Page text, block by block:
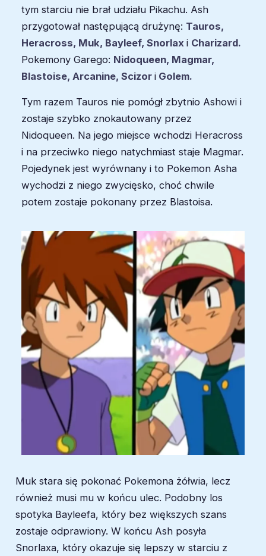
tym starciu nie brał udziału Pikachu. Ash
przygotował następującą drużynę: Tauros,
Heracross, Muk, Bayleef, Snorlax i Charizard.
Pokemony Garego: Nidoqueen, Magmar,
Blastoise, Arcanine, Scizor i Golem.
Tym razem Tauros nie pomógł zbytnio Ashowi i
zostaje szybko znokautowany przez
Nidoqueen. Na jego miejsce wchodzi Heracross
i na przeciwko niego natychmiast staje Magmar.
Pojedynek jest wyrównany i to Pokemon Asha
wychodzi z niego zwycięsko, choć chwile
potem zostaje pokonany przez Blastoisa.
Muk stara się pokonać Pokemona żółwia, lecz
również musi mu w końcu ulec. Podobny los
spotyka Bayleefa, który bez większych szans
zostaje odprawiony. W końcu Ash posyła
Snorlaxa, który okazuje się lepszy w starciu z